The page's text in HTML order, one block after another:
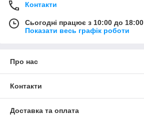
Контакти
Сьогодні працює з 10:00 до 18:00
Показати весь графік роботи
Про нас
Контакти
Доставка та оплата